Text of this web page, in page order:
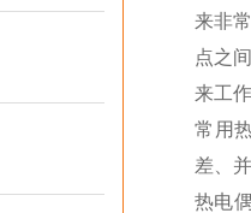
来非
点之
来工
常用
差、
热电